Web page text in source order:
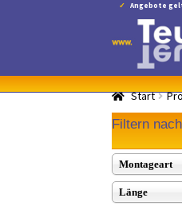
Angebote
Navigation
springen
Inhalt
springen
Start
Filtern
Montageart
Länge